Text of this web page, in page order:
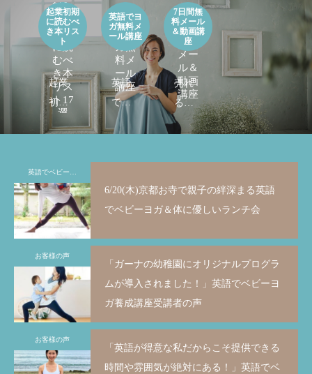
2022.04.02
を感じる京都お寺で
6/20(木)京都お寺で親子の絆深まる英語で
ベビーヨガ＆体に優しいランチ会
インドを学べたのが一番良かったです」お
客様の声
2023.08.09
４名以上の方が卒
「イントラ1年未満で自分のやりたかった
WSが出来きました！」お客様の声
者の声
起業初期
に読むべ
き本リス
ト
料】
起業
初期
に読
むべ
き本
リス
ト17
選
起業
初期
リス
ト＆
未来
が変
わる
本の
読み
方が
分か
る！
英語でヨ
ガ無料メ
ール講座
英語
でヨ
ガ無
料メ
ール
講座
英語
でヨ
ガを
られ
ため
の7つ
のス
テッ
7日間無
料メール
＆動画講
座
【無
料】7
日間
メー
ル＆
動画
講座
売れ
るヨ
ガイ
トラ
ため
の７
つの
条件
英語でベビーヨガ
6/20(木)京都お寺で親子の絆深まる英語
でベビーヨガ＆体に優しいランチ会
お客様の声
「ガーナの幼稚園にオリジナルプログラ
ムが導入されました！」英語でベビーヨ
ガ養成講座受講者の声
お客様の声
「英語が得意な私だからこそ提供できる
時間や雰囲気が絶対にある！」英語でベ